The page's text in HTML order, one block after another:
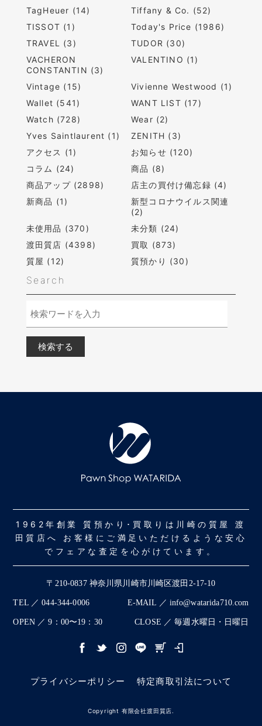
TagHeuer (14)
Tiffany & Co. (52)
TISSOT (1)
Today's Price (1986)
TRAVEL (3)
TUDOR (30)
VACHERON
CONSTANTIN (3)
VALENTINO (1)
Vintage (15)
Vivienne Westwood (1)
Wallet (541)
WANT LIST (17)
Watch (728)
Wear (2)
Yves Saintlaurent (1)
ZENITH (3)
アクセス (1)
お知らせ (120)
コラム (24)
商品 (8)
商品アップ (2898)
店主の買付け備忘録 (4)
新商品 (1)
新型コロナウイルス関連
(2)
未使用品 (370)
未分類 (24)
渡田質店 (4398)
買取 (873)
質屋 (12)
質預かり (30)
Search
1962年創業 質預かり･買取りは川崎の質屋 渡
田質店へ お客様にご満足いただけるような安心
でフェアな査定を心がけています。
〒210-0837 神奈川県川崎市川崎区渡田2-17-10
TEL ／ 044-344-0006 E-MAIL ／ info@watarida710.com
OPEN ／ 9：00〜19：30 CLOSE ／ 毎週水曜日・日曜日
プライバシーポリシー 特定商取引法について
Copyright 有限会社渡田質店.